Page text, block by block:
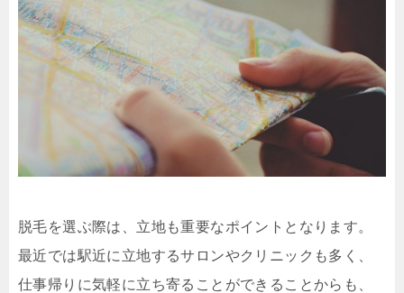
脱毛を選ぶ際は、立地も重要なポイントとなります。
最近では駅近に立地するサロンやクリニックも多く、
仕事帰りに気軽に立ち寄ることができることからも、